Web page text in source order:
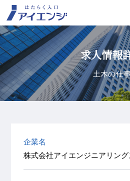
求人情報
土木の仕
企業名
株式会社アイエンジニアリン